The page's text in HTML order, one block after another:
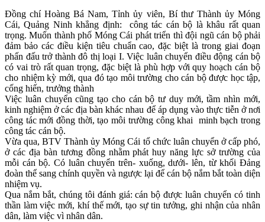
Đồng chí Hoàng Bá Nam, Tỉnh ủy viên, Bí thư Thành ủy Móng
Cái, Quảng Ninh khẳng định: công tác cán bộ là khâu rất quan
trọng. Muốn thành phố Móng Cái phát triển thì đội ngũ cán bộ phải
đảm bảo các điều kiện tiêu chuẩn cao, đặc biệt là trong giai đoạn
phấn đấu trở thành đô thị loại I. Việc luân chuyển điều động cán bộ
có vai trò rất quan trọng, đặc biệt là phù hợp với quy hoạch cán bộ
cho nhiệm kỳ mới, qua đó tạo môi trường cho cán bộ được học tập,
cống hiến, trưởng thành
Việc luân chuyển cũng tạo cho cán bộ tư duy mới, tầm nhìn mới,
kinh nghiệm ở các địa bàn khác nhau để áp dụng vào thực tiễn ở nơi
công tác mới đồng thời, tạo môi trường công khai minh bạch trong
công tác cán bộ.
Vừa qua, BTV Thành ủy Móng Cái tổ chức luân chuyển ở cấp phó,
ở các địa bàn tương đồng nhằm phát huy năng lực sở trường của
mỗi cán bộ. Có luân chuyển trên- xuống, dưới- lên, từ khối Đảng
đoàn thể sang chính quyền và ngược lại để cán bộ nắm bắt toàn diện
nhiệm vụ.
Qua nắm bắt, chúng tôi đánh giá: cán bộ được luân chuyển có tinh
thần làm việc mới, khí thế mới, tạo sự tin tưởng, ghi nhận của nhân
dân, làm việc vì nhân dân.